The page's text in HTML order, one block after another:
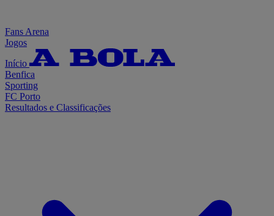
Fans Arena
Jogos
Início
Benfica
Sporting
FC Porto
Resultados e Classificações